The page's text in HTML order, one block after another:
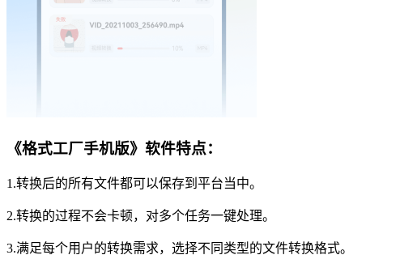
《格式工厂手机版》软件特点：
1.转换后的所有文件都可以保存到平台当中。
2.转换的过程不会卡顿，对多个任务一键处理。
3.满足每个用户的转换需求，选择不同类型的文件转换格式。